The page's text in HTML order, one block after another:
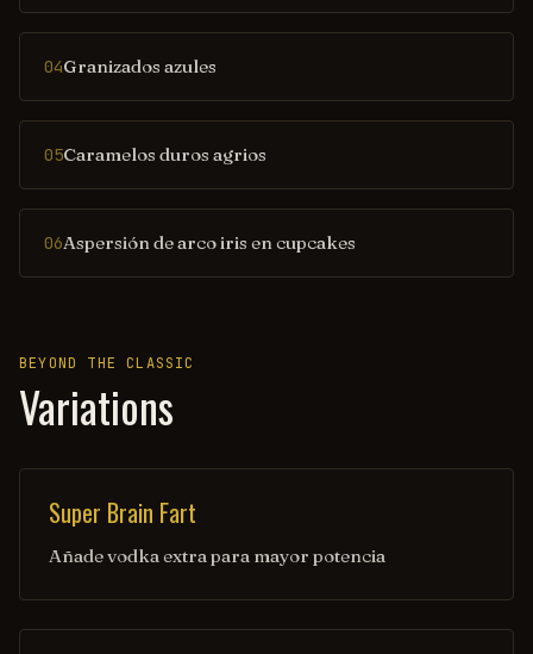
04Granizados azules
05Caramelos duros agrios
06Aspersión de arco iris en cupcakes
BEYOND THE CLASSIC
Variations
Super Brain Fart
Añade vodka extra para mayor potencia